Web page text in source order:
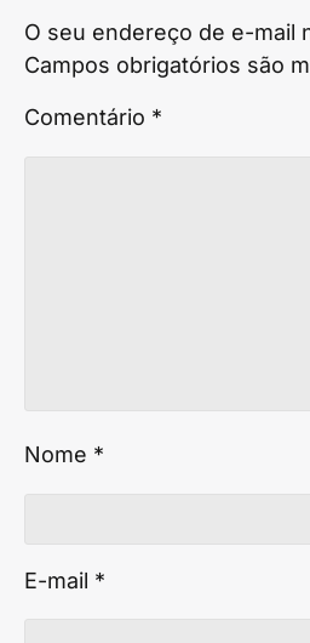
O seu endereço de e-mail
Campos obrigatórios são
Comentário *
Nome *
E-mail *